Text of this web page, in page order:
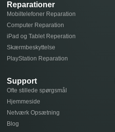
Reparationer
Mobiltelefoner Reparation
Computer Reparation
iPad og Tablet Reperation
Skærmbeskyttelse
PlayStation Reparation
Support
Ofte stillede spørgsmål
Hjemmeside
Netværk Opsætning
Blog